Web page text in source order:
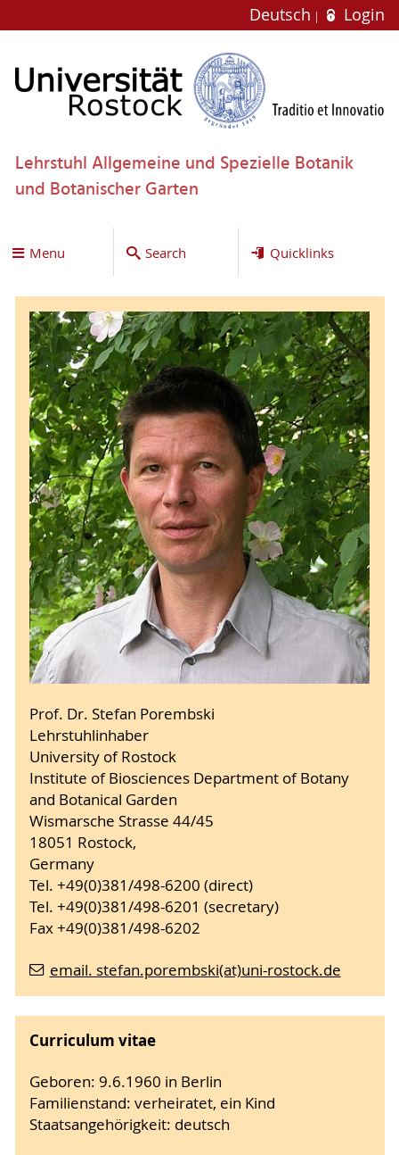
Deutsch Login
Lehrstuhl Allgemeine und Spezielle Botanik
und Botanischer Garten
Menu Search Quicklinks
Prof. Dr. Stefan Porembski
Lehrstuhlinhaber
University of Rostock
Institute of Biosciences Department of Botany
and Botanical Garden
Wismarsche Strasse 44/45
18051 Rostock,
Germany
Tel. +49(0)381/498-6200 (direct)
Tel. +49(0)381/498-6201 (secretary)
Fax +49(0)381/498-6202
email. stefan.porembski(at)uni-rostock.de
Curriculum vitae
Geboren: 9.6.1960 in Berlin
Familienstand: verheiratet, ein Kind
Staatsangehörigkeit: deutsch